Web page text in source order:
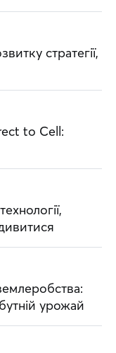
стратегії,
to Cell:
урожай